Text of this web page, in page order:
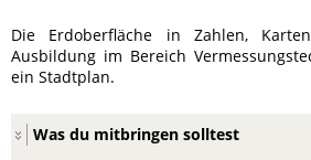
Die Erdoberfläche in Zahlen,
Ausbildung im Bereich
ein Stadtplan.
Was du mitbringen solltest